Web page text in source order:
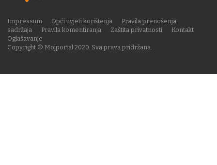
Copyright © Mojportal 2020. Sva prava pridržana.
Impressum Opći uvjeti korištenja
Pravila prenošenja
sadržaja
Pravila komentiranja Zaštita privatnosti
Kontakt
Oglašavanje